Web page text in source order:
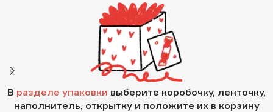
В разделе упаковки выберите коробочку, ленточку,
наполнитель, открытку и положите их в корзину